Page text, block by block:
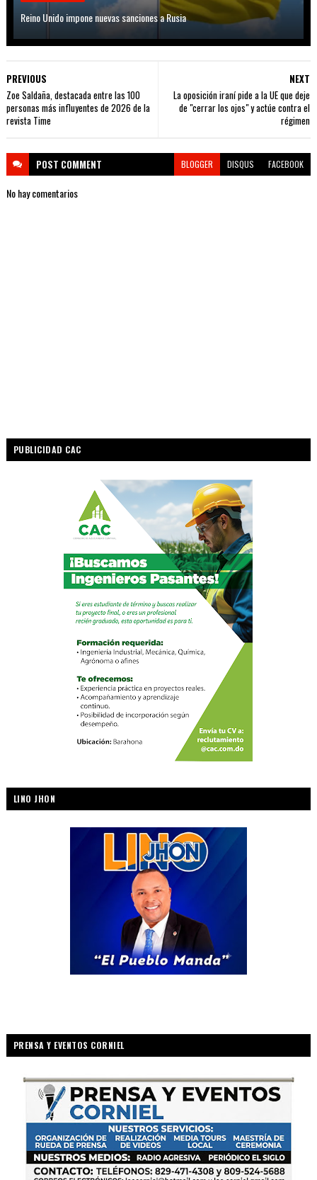
Reino Unido impone nuevas sanciones a Rusia
NEXT
La oposición iraní pide a la UE que deje
de "cerrar los ojos" y actúe contra el
régimen
PREVIOUS
Zoe Saldaña, destacada entre las 100
personas más influyentes de 2026 de la
revista Time
POST COMMENT BLOGGER DISQUS FACEBOOK
No hay comentarios
PUBLICIDAD CAC
LINO JHON
PRENSA Y EVENTOS CORNIEL